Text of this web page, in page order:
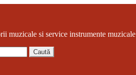
muzicale si service instrumente muzicale
Caută